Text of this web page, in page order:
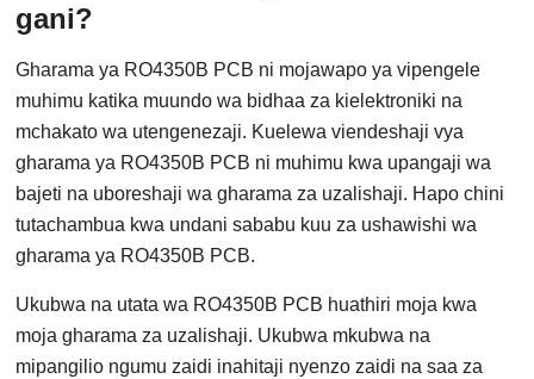
gani?
Gharama ya RO4350B PCB ni mojawapo ya vipengele
muhimu katika muundo wa bidhaa za kielektroniki na
mchakato wa utengenezaji. Kuelewa viendeshaji vya
gharama ya RO4350B PCB ni muhimu kwa upangaji wa
bajeti na uboreshaji wa gharama za uzalishaji. Hapo chini
tutachambua kwa undani sababu kuu za ushawishi wa
gharama ya RO4350B PCB.
Ukubwa na utata wa RO4350B PCB huathiri moja kwa
moja gharama za uzalishaji. Ukubwa mkubwa na
mipangilio ngumu zaidi inahitaji nyenzo zaidi na saa za